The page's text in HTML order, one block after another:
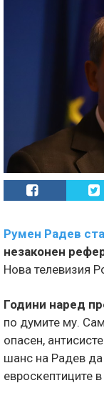
Румен Радев
незаконен
Нова телевизия
Години наред
по думите му.
опасен,
шанс на Радев
евроскептиците